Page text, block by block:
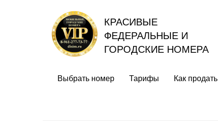
КРАСИВЫЕ
ФЕДЕРАЛЬНЫЕ И
ГОРОДСКИЕ НОМЕРА
Выбрать номер Тарифы Как продать